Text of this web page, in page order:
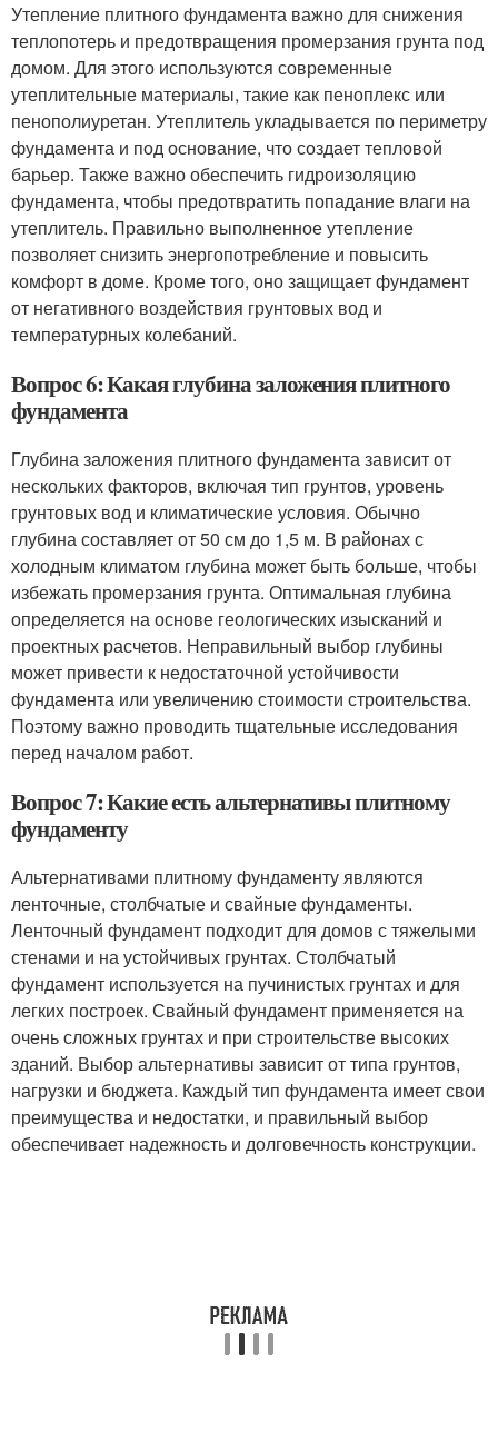
Утепление плитного фундамента важно для снижения
теплопотерь и предотвращения промерзания грунта под
домом. Для этого используются современные
утеплительные материалы, такие как пеноплекс или
пенополиуретан. Утеплитель укладывается по периметру
фундамента и под основание, что создает тепловой
барьер. Также важно обеспечить гидроизоляцию
фундамента, чтобы предотвратить попадание влаги на
утеплитель. Правильно выполненное утепление
позволяет снизить энергопотребление и повысить
комфорт в доме. Кроме того, оно защищает фундамент
от негативного воздействия грунтовых вод и
температурных колебаний.
Вопрос 6: Какая глубина заложения плитного
фундамента
Глубина заложения плитного фундамента зависит от
нескольких факторов, включая тип грунтов, уровень
грунтовых вод и климатические условия. Обычно
глубина составляет от 50 см до 1,5 м. В районах с
холодным климатом глубина может быть больше, чтобы
избежать промерзания грунта. Оптимальная глубина
определяется на основе геологических изысканий и
проектных расчетов. Неправильный выбор глубины
может привести к недостаточной устойчивости
фундамента или увеличению стоимости строительства.
Поэтому важно проводить тщательные исследования
перед началом работ.
Вопрос 7: Какие есть альтернативы плитному
фундаменту
Альтернативами плитному фундаменту являются
ленточные, столбчатые и свайные фундаменты.
Ленточный фундамент подходит для домов с тяжелыми
стенами и на устойчивых грунтах. Столбчатый
фундамент используется на пучинистых грунтах и для
легких построек. Свайный фундамент применяется на
очень сложных грунтах и при строительстве высоких
зданий. Выбор альтернативы зависит от типа грунтов,
нагрузки и бюджета. Каждый тип фундамента имеет свои
преимущества и недостатки, и правильный выбор
обеспечивает надежность и долговечность конструкции.